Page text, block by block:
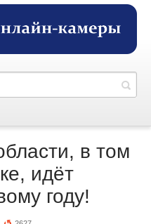
в том
идёт
году!